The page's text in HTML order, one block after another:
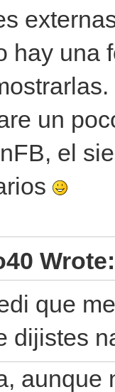
hay una
un
el
Wrote:
que
dijistes
aunque